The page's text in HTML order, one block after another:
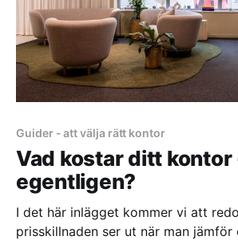
Guider - att välja rätt kontor
Vad kostar ditt kontor
egentligen?
I det här inlägget kommer vi att
prisskillnaden ser ut när man jämför